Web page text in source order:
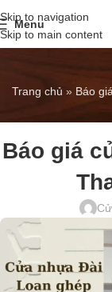
Skip to navigation
Skip to main content
Menu
Trang chủ » Báo giá
Báo giá